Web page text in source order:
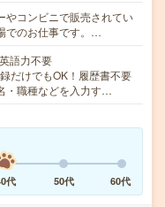
コンビニで販売されてい
でのお仕事です。…
語力不要
だけでもOK！履歴書不要
・職種などを入力す…
代 50代 60代